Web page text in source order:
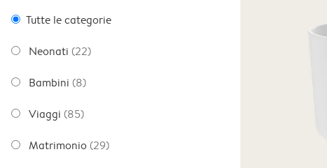
Tutte le categorie
Neonati (22)
Bambini (8)
Viaggi (85)
Matrimonio (29)